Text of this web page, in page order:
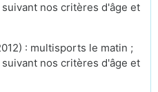
nos critères d'âge et
: multisports le matin ;
nos critères d'âge et